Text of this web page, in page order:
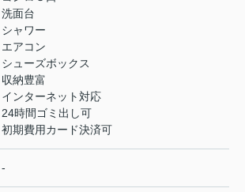
洗面台
シャワー
エアコン
シューズボックス
収納豊富
インターネット対応
24時間ゴミ出し可
初期費用カード決済可
-